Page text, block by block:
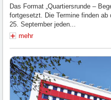
Das Format „Quartiersrunde –
fortgesetzt. Die Termine finden
25. September jeden...
mehr